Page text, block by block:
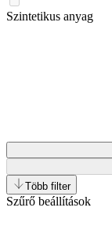
Szintetikus anyag
Több filter
Szűrő beállítások